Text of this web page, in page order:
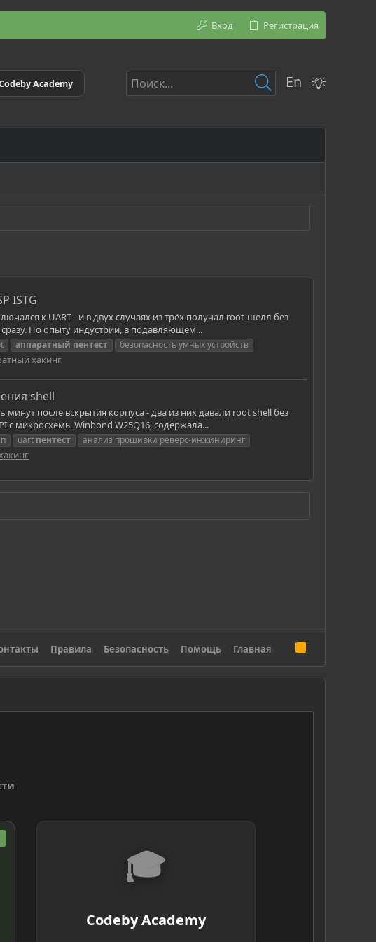
Вход Регистрация
Academy En
ISTG
к UART - и в двух случаях из трёх получал root-шелл без
По опыту индустрии, в подавляющем...
аппаратный пентест
безопасность умных устройств
хакинг
shell
после вскрытия корпуса - два из них давали root shell без
с микросхемы Winbond W25Q16, содержала...
uart пентест
анализ прошивки реверс-инжиниринг
Правила Безопасность Помощь Главная
S
🎓
Codeby Academy